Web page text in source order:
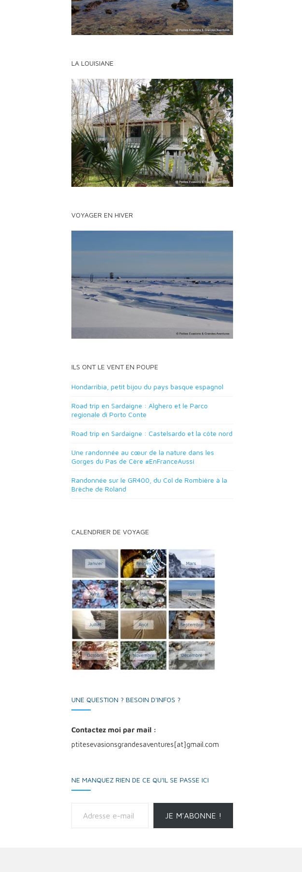
LA LOUISIANE
VOYAGER EN HIVER
ILS ONT LE VENT EN POUPE
Hondarribia, petit bijou du pays basque espagnol
Road trip en Sardaigne : Alghero et le Parco
regionale di Porto Conte
Road trip en Sardaigne : Castelsardo et la côte nord
Une randonnée au cœur de la nature dans les
Gorges du Pas de Cère #EnFranceAussi
Randonnée sur le GR400, du Col de Rombière à la
Brèche de Roland
CALENDRIER DE VOYAGE
UNE QUESTION ? BESOIN D'INFOS ?
Contactez moi par mail :
ptitesevasionsgrandesaventures[at]gmail.com
NE MANQUEZ RIEN DE CE QU'IL SE PASSE ICI
JE M'ABONNE !